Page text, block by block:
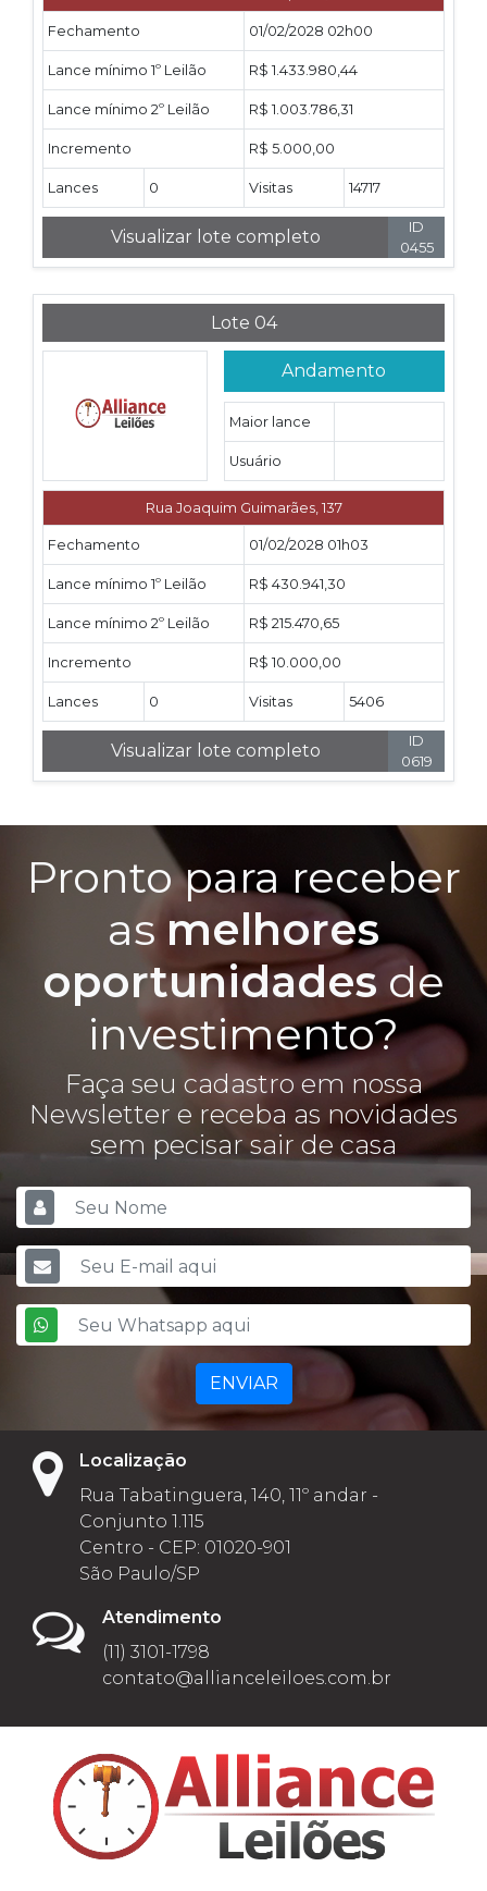
Fechamento 01/02/2028 02h00
Lance mínimo 1º Leilão R$ 1.433.980,44
Lance mínimo 2º Leilão R$ 1.003.786,31
Incremento R$ 5.000,00
Lances 0 Visitas 14717
Visualizar lote completo
ID
0455
Lote 04
Andamento
Maior lance
Usuário
Rua Joaquim Guimarães, 137
Fechamento 01/02/2028 01h03
Lance mínimo 1º Leilão R$ 430.941,30
Lance mínimo 2º Leilão R$ 215.470,65
Incremento R$ 10.000,00
Lances 0 Visitas 5406
Visualizar lote completo
ID
0619
Pronto para receber
asmelhores
oportunidades de
investimento?
Faça seu cadastro em nossa
Newsletter e receba as novidades
sem pecisar sair de casa
ENVIAR
Localização
Rua Tabatinguera, 140, 11º andar -
Conjunto 1.115
Centro - CEP: 01020-901
São Paulo/SP
Atendimento
(11) 3101-1798
contato@allianceleiloes.com.br